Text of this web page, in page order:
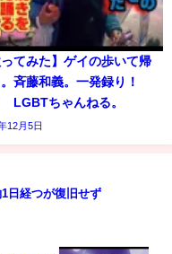
ってみた】ゲイの歩いて帰
。斉藤和義。一発録り！
LGBTちゃんねる。
12月5日
日経つが復旧せず